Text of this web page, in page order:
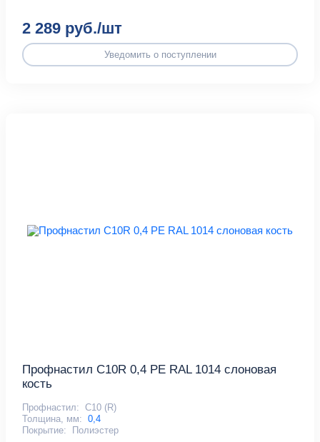
2 289 руб./шт
Уведомить о поступлении
Профнастил С10R 0,4 PE RAL 1014 слоновая
кость
Профнастил: С10 (R)
Толщина, мм: 0,4
Покрытие:
Полиэстер